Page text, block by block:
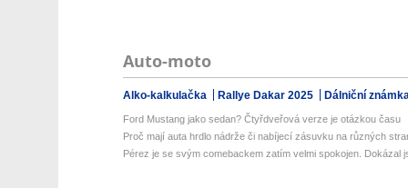
Auto-moto
Alko-kalkulačka Rallye Dakar 2025 Dálniční
Ford Mustang jako sedan? Čtyřdveřová verze je otázkou času
Proč mají auta hrdlo nádrže či nabíjecí zásuvku na různých
Pérez je se svým comebackem zatím velmi spokojen. Dokázal